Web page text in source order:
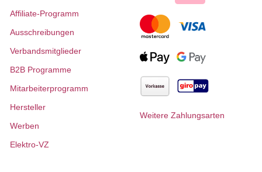
Affiliate-Programm
Ausschreibungen
Verbandsmitglieder
B2B Programme
Mitarbeiterprogramm
Hersteller
Werben
Elektro-VZ
Weitere Zahlungsarten